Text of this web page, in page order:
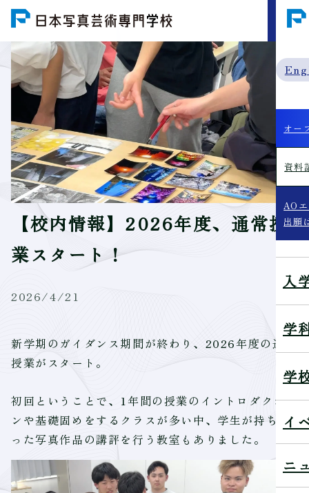
MENU
オー
資料
AO
出願
入
学
学
イ
ニ
【校内情報】2026年度、通常授
業スタート！
2026/4/21
新学期のガイダンス期間が終わり、2026年度の通常
授業がスタート。
初回ということで、1年間の授業のイントロダクショ
ンや基礎固めをするクラスが多い中、学生が持ち寄
った写真作品の講評を行う教室もありました。